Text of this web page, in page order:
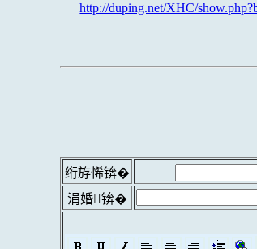
http://duping.net/XHC/
绗斿悕锛�
涓婚锛�